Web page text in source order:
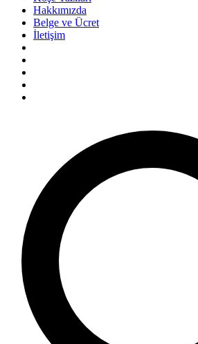
Hakkımızda
Belge ve Ücret
İletişim